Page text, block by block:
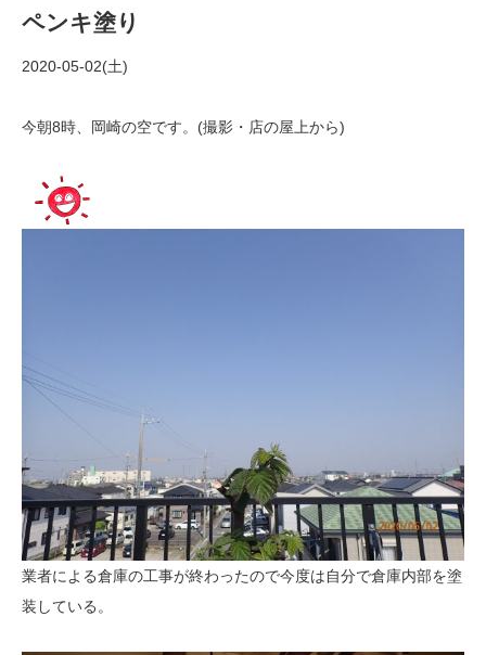
ペンキ塗り
2020-05-02(土)
今朝8時、岡崎の空です。(撮影・店の屋上から)
業者による倉庫の工事が終わったので今度は自分で倉庫内部を塗
装している。